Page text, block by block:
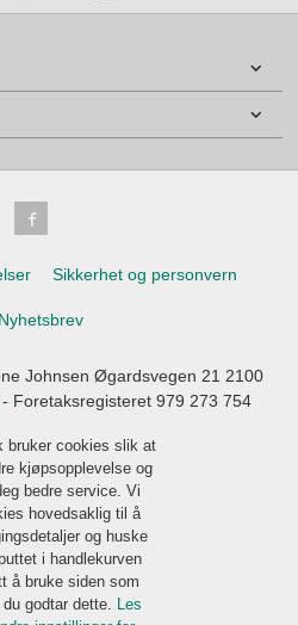
Sikkerhet og personvern
Nyhetsbrev
Johnsen Øgardsvegen 21 2100
- Foretaksregisteret 979 273 754
bruker cookies slik at
kjøpsopplevelse og
bedre service. Vi
hovedsaklig til å
og huske
i handlekurven
å bruke siden som
godtar dette. Les